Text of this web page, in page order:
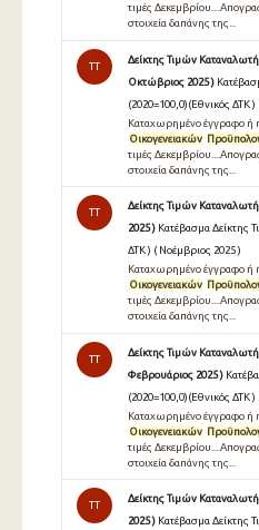
τιμές
στοιχεία δαπάνης της...
TT
Δείκτης Τιμών
Οκτώβριος 2025 )
(2020=100,0)(Εθνικός ΔΤΚ
Καταχωρημένο έγγραφο ή
Οικογενειακών
τιμές
στοιχεία δαπάνης της...
TT
Δείκτης Τιμών
2025 ) Κατέβασμα Δείκτης
ΔΤΚ ) ( Νοέμβριος 2025 )
Καταχωρημένο έγγραφο ή
Οικογενειακών
τιμές
στοιχεία δαπάνης της...
TT
Δείκτης Τιμών
Φεβρουάριος 2025 )
(2020=100,0)(Εθνικός ΔΤΚ
Καταχωρημένο έγγραφο ή
Οικογενειακών
τιμές
στοιχεία δαπάνης της...
TT
Δείκτης Τιμών
2025 ) Κατέβασμα Δείκτης